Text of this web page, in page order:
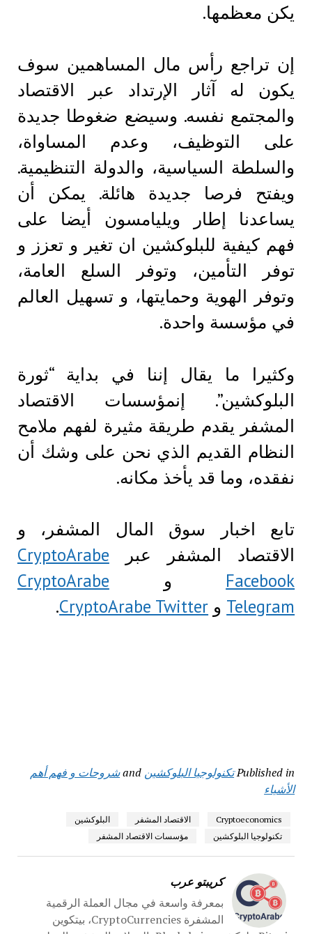
يكن معظمها.
إن تراجع رأس مال المساهمين سوف
يكون له آثار الإرتداد عبر الاقتصاد
والمجتمع نفسه. وسيضع ضغوطا جديدة
على التوظيف، وعدم المساواة،
والسلطة السياسية، والدولة التنظيمية.
ويفتح فرصا جديدة هائلة. يمكن أن
يساعدنا إطار ويليامسون أيضا على
فهم كيفية للبلوكشين ان تغير و تعزز و
توفر التأمين، وتوفر السلع العامة،
وتوفر الهوية وحمايتها، و تسهيل العالم
في مؤسسة واحدة.
وكثيرا ما يقال إننا في بداية “ثورة
البلوكشين”. إنمؤسسات الاقتصاد
المشفر يقدم طريقة مثيرة لفهم ملامح
النظام القديم الذي نحن على وشك أن
نفقده، وما قد يأخذ مكانه.
تابع اخبار سوق المال المشفر، و
الاقتصاد المشفر عبر CryptoArabe
Facebook و CryptoArabe
Telegram و CryptoArabe Twitter
.
Published inتكنولوجيا البلوكشين
شروحات و فهم أهم
الأشياء
Cryptoeconomics الاقتصاد المشفر
البلوكشين
تكنولوجيا البلوكشين
مؤسسات الاقتصاد المشفر
كريبتو عرب
بمعرفة واسعة في مجال العملة الرقمية
المشفرة CryptoCurrencies، بيتكوين